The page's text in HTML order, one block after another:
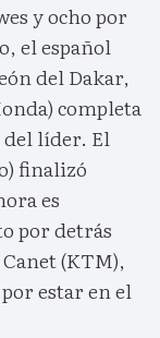
y ocho por
el español
del Dakar,
completa
del líder. El
finalizó
es
por detrás
(KTM),
estar en el